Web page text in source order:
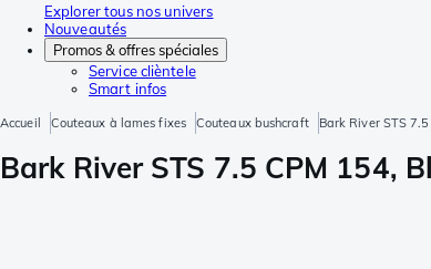
Explorer tous nos univers
Nouveautés
Promos & offres spéciales
Service clièntele
Smart infos
Accueil Couteaux à lames fixes Couteaux bushcraft Bark River STS
Bark River STS 7.5 CPM 154,